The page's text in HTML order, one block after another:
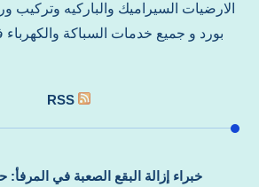
الارضيات السيراميك والباركيه وتركيب
بورد و جميع خدمات السباكة والكهرباء
RSS
خبراء إزالة البقع الصعبة في